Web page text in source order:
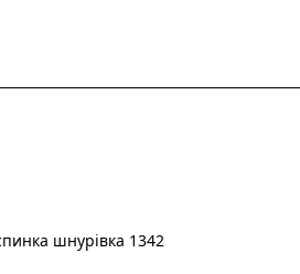
шнурівка 1342